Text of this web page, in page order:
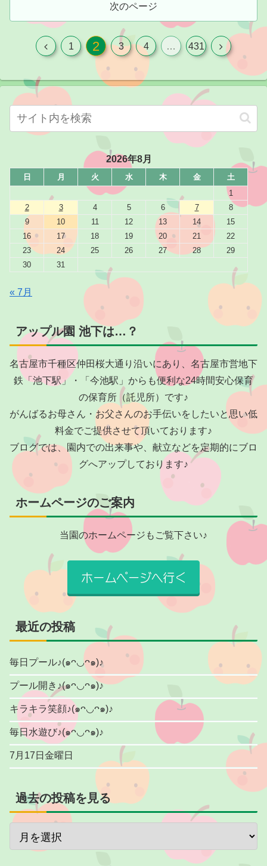
次のページ
1 2 3 4 … 431
2026年8月
日 月 火 水 木 金
土
1
2
3 4 5 6 7
8
9
10 11 12 13 14
15
16
17 18 19 20 21
22
23
24 25 26 27 28
29
30
31
« 7月
アップル園 池下は…？
名古屋市千種区仲田桜大通り沿いにあり、名古屋市営地下
鉄「池下駅」・「今池駅」からも便利な24時間安心保育
の保育所（託児所）です♪
がんばるお母さん・お父さんのお手伝いをしたいと思い低
料金でご提供させて頂いております♪
ブログでは、園内での出来事や、献立などを定期的にブロ
グへアップしております♪
ホームページのご案内
当園のホームページもご覧下さい♪
最近の投稿
毎日プール♪(๑ᴖ◡ᴖ๑)♪
プール開き♪(๑ᴖ◡ᴖ๑)♪
キラキラ笑顔♪(๑ᴖ◡ᴖ๑)♪
毎日水遊び♪(๑ᴖ◡ᴖ๑)♪
7月17日金曜日
過去の投稿を見る